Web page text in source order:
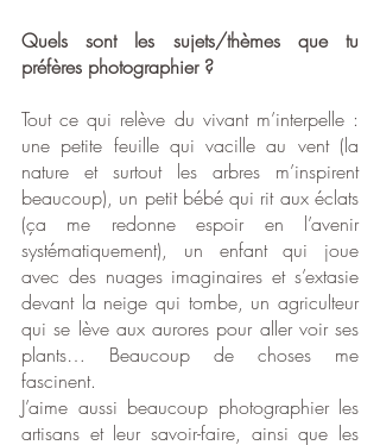
Quels sont les sujets/thèmes que tu
préfères photographier ?
Tout ce qui relève du vivant m’interpelle :
une petite feuille qui vacille au vent (la
nature et surtout les arbres m’inspirent
beaucoup), un petit bébé qui rit aux éclats
(ça me redonne espoir en l’avenir
systématiquement), un enfant qui joue
avec des nuages imaginaires et s’extasie
devant la neige qui tombe, un agriculteur
qui se lève aux aurores pour aller voir ses
plants… Beaucoup de choses me
fascinent.
J’aime aussi beaucoup photographier les
artisans et leur savoir-faire, ainsi que les